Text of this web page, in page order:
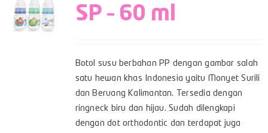
SP – 60 ml
Botol susu berbahan PP dengan gambar salah
satu hewan khas Indonesia yaitu Monyet Surili
dan Beruang Kalimantan. Tersedia dengan
ringneck biru dan hijau. Sudah dilengkapi
dengan dot orthodontic dan terdapat juga